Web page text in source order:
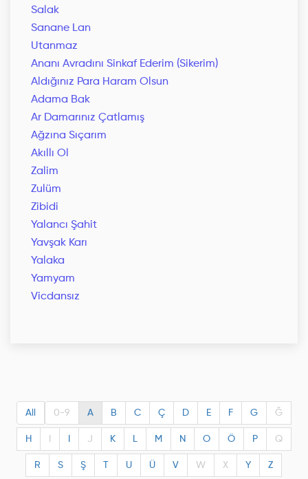
Salak
Sanane Lan
Utanmaz
Ananı Avradını Sinkaf Ederim (Sikerim)
Aldığınız Para Haram Olsun
Adama Bak
Ar Damarınız Çatlamış
Ağzına Sıçarım
Akıllı Ol
Zalim
Zulüm
Zibidi
Yalancı Şahit
Yavşak Karı
Yalaka
Yamyam
Vicdansız
All 0-9 A B C Ç D E F G Ğ
H J K L M N O Ö P Q
R S Ş U Ü V W X Y Z